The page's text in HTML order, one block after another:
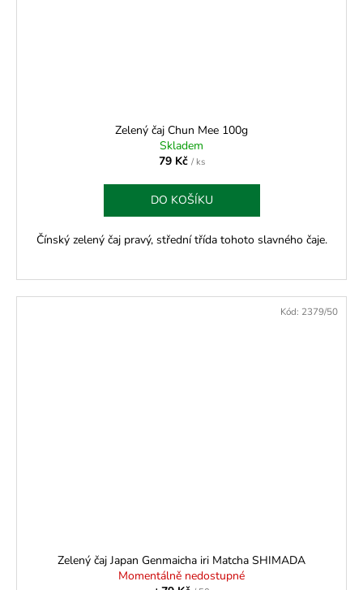
Zelený čaj Chun Mee 100g
Skladem
79 Kč / ks
DO KOŠÍKU
Čínský zelený čaj pravý, střední třída tohoto slavného čaje.
Zelený čaj Japan Genmaicha iri Matcha SHIMADA
Momentálně nedostupné
Kód: 2379/50